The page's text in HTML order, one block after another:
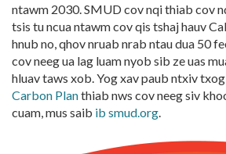
ntawm 2030. SMUD cov nqi thiab cov
tsis tu ncua ntawm cov qis tshaj hauv
hnub no, qhov nruab nrab ntau dua 50
cov neeg ua lag luam nyob sib ze uas
hluav taws xob. Yog xav paub ntxiv txog
Carbon Planthiab nws cov neeg siv
cuam, mus saib ib smud.org.